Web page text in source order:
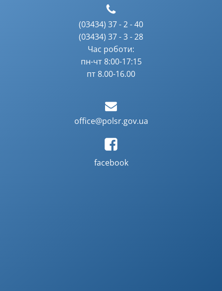
(03434) 37 - 2 - 40
(03434) 37 - 3 - 28
Час роботи:
пн-чт 8:00-17:15
пт 8.00-16.00
office@polsr.gov.ua
facebook